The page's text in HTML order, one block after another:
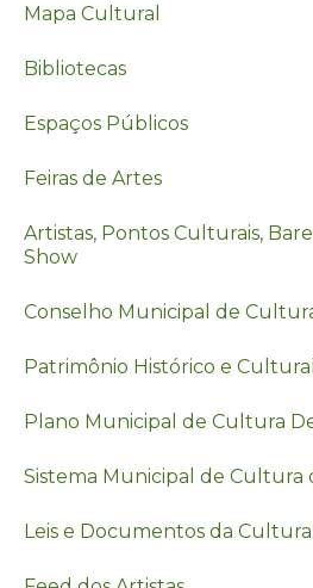
Mapa Cultural
Bibliotecas
Espaços Públicos
Feiras de Artes
Artistas, Pontos Culturais,
Show
Conselho Municipal de
Patrimônio Histórico e Cultural
Plano Municipal de Cultura
Sistema Municipal de Cultura
Leis e Documentos da Cultura